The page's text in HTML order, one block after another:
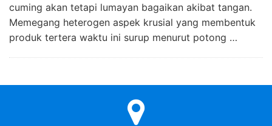
cuming akan tetapi lumayan bagaikan akibat tangan.
Memegang heterogen aspek krusial yang membentuk
produk tertera waktu ini surup menurut potong …